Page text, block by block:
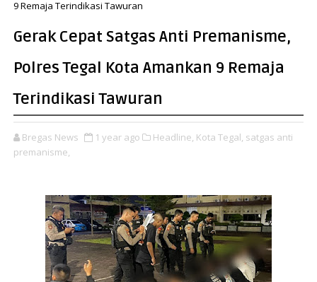
9 Remaja Terindikasi Tawuran
Gerak Cepat Satgas Anti Premanisme,
Polres Tegal Kota Amankan 9 Remaja
Terindikasi Tawuran
Bregas News 1 year ago Headline, Kota Tegal, satgas anti
premanisme,